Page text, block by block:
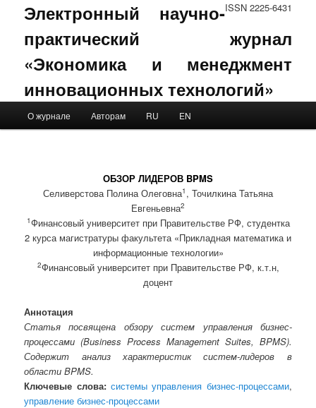
ISSN 2225-6431
Электронный научно-
практический журнал
«Экономика и менеджмент
инновационных технологий»
Skip to primary content
Skip to secondary content
О журнале Авторам RU EN
ОБЗОР ЛИДЕРОВ BPMS
Селиверстова Полина Олеговна1 , Точилкина Татьяна
Евгеньевна2
1Финансовый университет при Правительстве РФ, студентка
2 курса магистратуры факультета «Прикладная математика и
информационные технологии»
2Финансовый университет при Правительстве РФ, к.т.н,
доцент
Аннотация
Статья посвящена обзору систем управления бизнес-
процессами (Business Process Management Suites, BPMS).
Содержит анализ характеристик систем-лидеров в
области BPMS.
Ключевые слова: системы управления бизнес-процессами,
управление бизнес-процессами